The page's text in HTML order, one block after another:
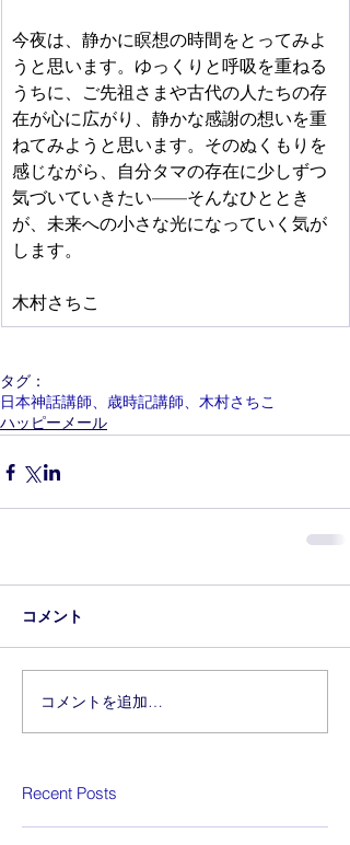
今夜は、静かに瞑想の時間をとってみよ
うと思います。ゆっくりと呼吸を重ねる
うちに、ご先祖さまや古代の人たちの存
在が心に広がり、静かな感謝の想いを重
ねてみようと思います。そのぬくもりを
感じながら、自分タマの存在に少しずつ
気づいていきたい——そんなひととき
が、未来への小さな光になっていく気が
します。
木村さちこ
タグ：
日本神話講師、歳時記講師、木村さちこ
ハッピーメール
コメント
コメントを追加…
Recent Posts